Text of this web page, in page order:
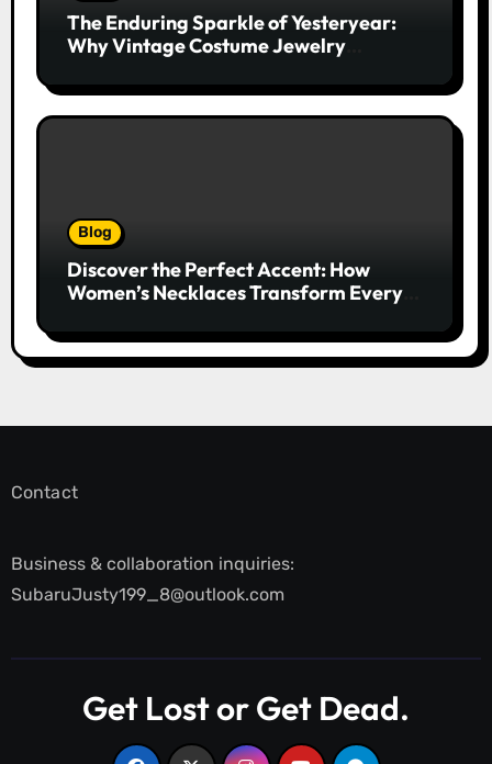
The Enduring Sparkle of Yesteryear:
Why Vintage Costume Jewelry
Alike
Blog
Discover the Perfect Accent: How
Women’s Necklaces Transform Every
Contact
Business & collaboration inquiries:
SubaruJusty199_8@outlook.com
Get Lost or Get Dead.